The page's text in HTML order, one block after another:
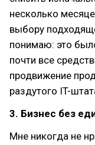
несколько
выбору
понимаю: это
почти все
продвижение
раздутого IT-
3. Бизнес без
Мне никогда не